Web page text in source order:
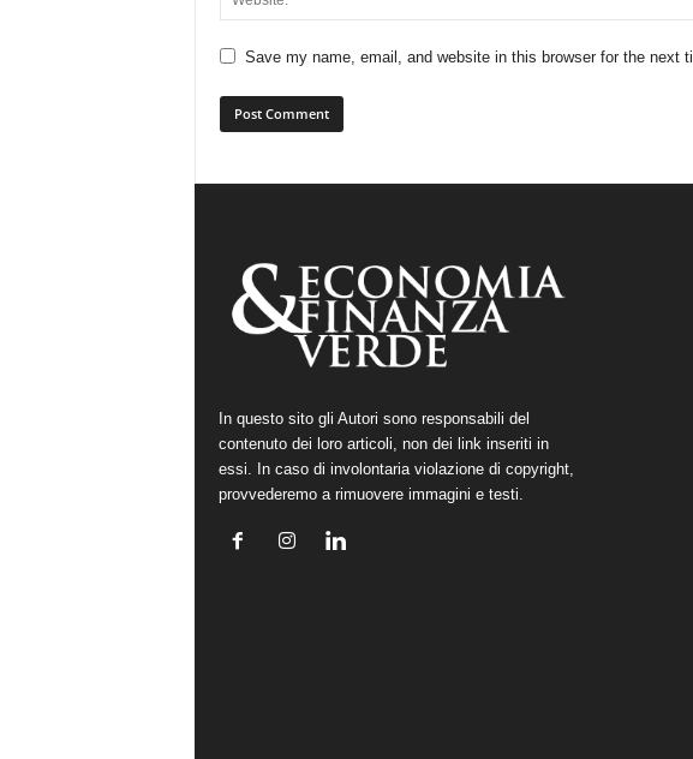
Save my name, email, and website in this browser for the next
In questo sito gli Autori sono responsabili del
contenuto dei loro articoli, non dei link inseriti in
essi. In caso di involontaria violazione di copyright,
provvederemo a rimuovere immagini e testi.